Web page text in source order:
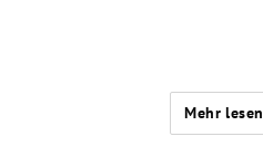
Mehr lesen